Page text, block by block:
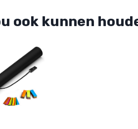
ook kunnen